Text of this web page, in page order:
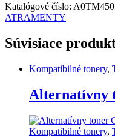
Katalógové číslo: A0TM450
ATRAMENTY
Súvisiace
Kompatibilné tonery,
Alternatívny
Kompatibilné tonery,